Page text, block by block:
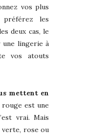
vos plus
préférez les
deux cas, le
lingerie à
vos atouts
mettent en
est une
vrai. Mais
rose ou